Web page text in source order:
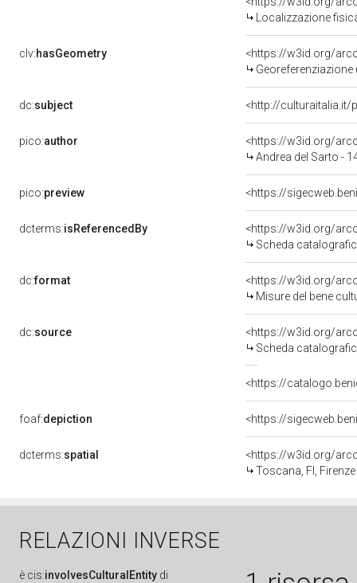
Localizzazione
clv:hasGeometry
<https://w3id.org/
Georeferenziazione
dc:subject <http://culturaitalia.it/
pico:author
<https://w3id.org/
Andrea del Sarto -
pico:preview <https://
dcterms:isReferencedBy
<https://w3id.org/
Scheda
dc:format
<https://w3id.org/
Misure del bene
dc:source
<https://w3id.org/
Scheda
<https://
foaf:depiction <https://
dcterms:spatial
<https://w3id.org/
Toscana, FI, Firenze
RELAZIONI INVERSE
è cis:involvesCulturalEntity di